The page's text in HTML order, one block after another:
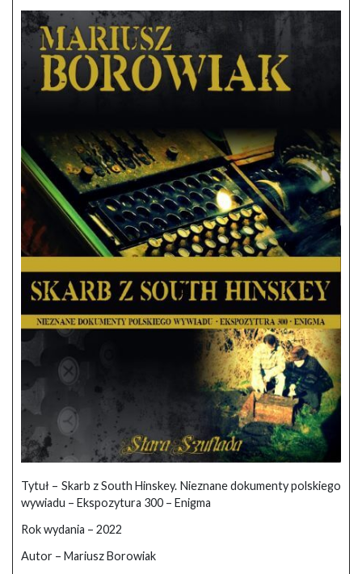
Tytuł – Skarb z South Hinskey. Nieznane dokumenty polskiego
wywiadu – Ekspozytura 300 – Enigma
Rok wydania – 2022
Autor – Mariusz Borowiak